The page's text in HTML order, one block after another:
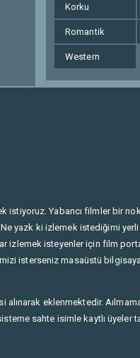
Korku
Romantik
Western
istiyoruz. Yabancı filmler bir
yazk ki izlemek istediğimi
isteyenler için film
isterseniz masaüstü
alınarak eklenmektedir.
sahte isimle kaytlı üyeler